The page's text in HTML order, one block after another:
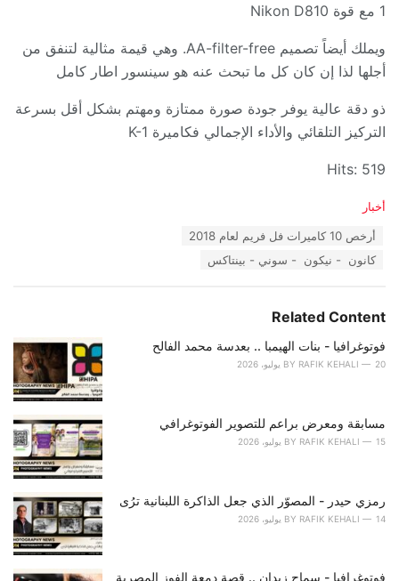
1 مع قوة
ويملك أيضاً تصميم
وهي قيمة مثالية لتنفق من
أجلها لذا إن كان كل ما تبحث عنه هو سينسور اطار كامل
ذو دقة عالية يوفر جودة صورة ممتازة ومهتم بشكل أقل بسرعة
التركيز التلقائي والأداء الإجمالي فكاميرة
Hits: 519
C
i
s
:
أخبار
أرخص 10 كاميرات فل فريم لعام 2018
كانون - نيكون - سوني - بينتاكس
Related Content
فوتوغرافيا - بنات الهيمبا .. بعدسة محمد الفالح
BY RAFIK KEHALI 20 يوليو، 2026
مسابقة ومعرض براعم للتصوير الفوتوغرافي
BY RAFIK KEHALI 15 يوليو، 2026
رمزي حيدر - المصوّر الذي جعل الذاكرة اللبنانية ترُى
BY RAFIK KEHALI 14 يوليو، 2026
فوتوغرافيا - سماح زيدان .. قصة دمعة الفوز المصرية